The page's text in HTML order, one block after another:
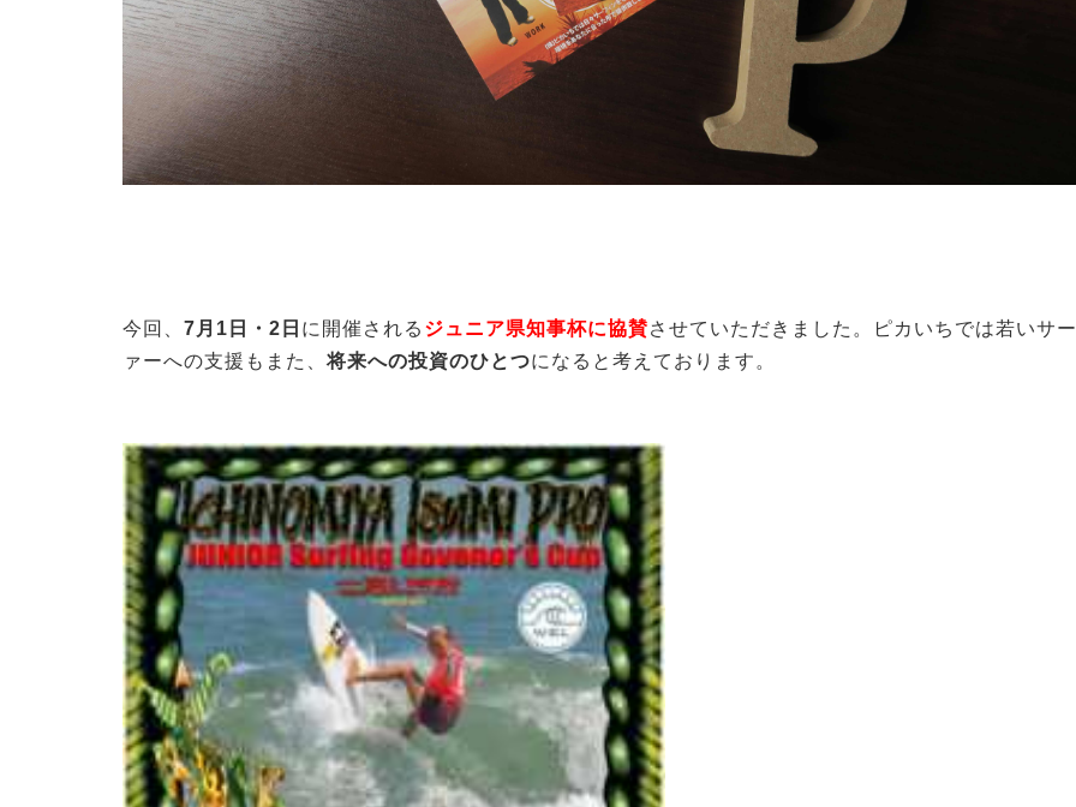
今回、 7月1日・2日 に開催される ジュニア県知事杯に協賛させていただきました。ピカいちでは若いサ
ァーへの支援もまた、将来への投資のひとつになると考えております。